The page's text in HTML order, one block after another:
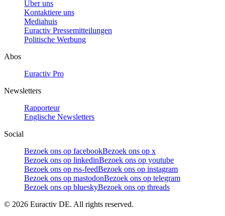
Über uns
Kontaktiere uns
Mediahuis
Euractiv Pressemitteilungen
Politische Werbung
Abos
Euractiv Pro
Newsletters
Rapporteur
Englische Newsletters
Social
Bezoek ons op facebookBezoek ons op x
Bezoek ons op linkedinBezoek ons op youtube
Bezoek ons op rss-feedBezoek ons op instagram
Bezoek ons op mastodonBezoek ons op telegram
Bezoek ons op blueskyBezoek ons op threads
© 2026 Euractiv DE. All rights reserved.